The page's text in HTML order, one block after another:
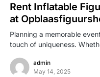
Rent Inflatable
at
Planning a memorable
touch of uniqueness.
admin
May 14, 2025